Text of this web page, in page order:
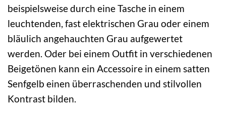
beispielsweise durch eine Tasche in einem
leuchtenden, fast elektrischen Grau oder einem
bläulich angehauchten Grau aufgewertet
werden. Oder bei einem Outfit in verschiedenen
Beigetönen kann ein Accessoire in einem satten
Senfgelb einen überraschenden und stilvollen
Kontrast bilden.